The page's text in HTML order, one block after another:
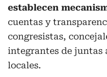
establecen
cuentas y
congresistas,
integrantes de juntas
locales.